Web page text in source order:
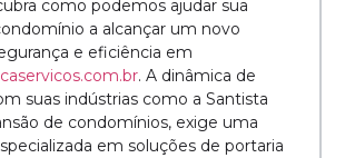
como podemos ajudar sua
a alcançar um novo
e eficiência em
. A dinâmica de
suas indústrias como a Santista
de condomínios, exige uma
em soluções de portaria